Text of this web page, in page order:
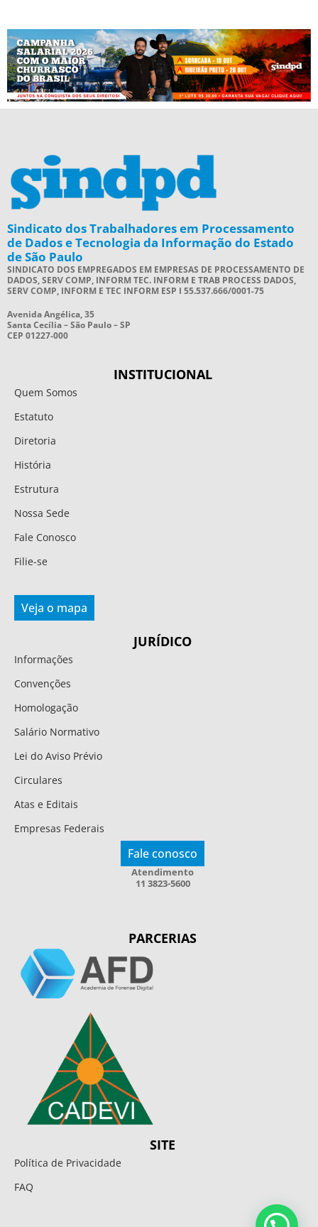
Sindicato dos Trabalhadores em Processamento
de Dados e Tecnologia da Informação do Estado
de São Paulo
SINDICATO DOS EMPREGADOS EM EMPRESAS DE PROCESSAMENTO DE
DADOS, SERV COMP, INFORM TEC. INFORM E TRAB PROCESS DADOS,
SERV COMP, INFORM E TEC INFORM ESP I 55.537.666/0001-75
Avenida Angélica, 35
Santa Cecília – São Paulo – SP
CEP 01227-000
INSTITUCIONAL
Quem Somos
Estatuto
Diretoria
História
Estrutura
Nossa Sede
Fale Conosco
Filie-se
Veja o mapa
JURÍDICO
Informações
Convenções
Homologação
Salário Normativo
Lei do Aviso Prévio
Circulares
Atas e Editais
Empresas Federais
Fale conosco
Atendimento
11 3823-5600
PARCERIAS
SITE
Política de Privacidade
FAQ